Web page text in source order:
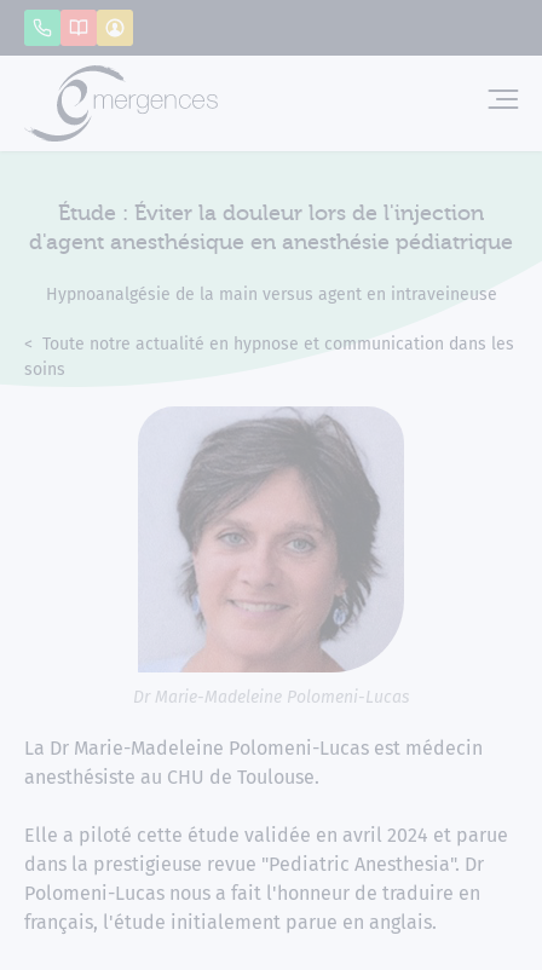
AppelerCatalogue
Étude : Éviter la douleur lors de l'injection
d'agent anesthésique en anesthésie pédiatrique
Hypnoanalgésie de la main versus agent en intraveineuse
Accueil
Actualités
Toute notre actualité en hypnose et communication dans les
soins
Dr Marie-Madeleine Polomeni-Lucas
La Dr Marie-Madeleine Polomeni-Lucas est médecin
anesthésiste au CHU de Toulouse.
Elle a piloté cette étude validée en avril 2024 et parue
dans la prestigieuse revue "Pediatric Anesthesia". Dr
Polomeni-Lucas nous a fait l'honneur de traduire en
français, l'étude initialement parue en anglais.
Panneau de gestion des cookies